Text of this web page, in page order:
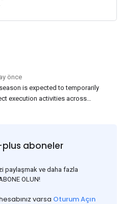
önce
is expected to temporarily
execution activities across
is expected to provide support
disruptions caused by heavy
aboneler
paylaşmak ve daha fazla
OLUN!
varsa Oturum Açın